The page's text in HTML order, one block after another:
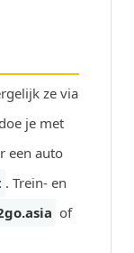
ze via
je met
een auto
. Trein- en
of